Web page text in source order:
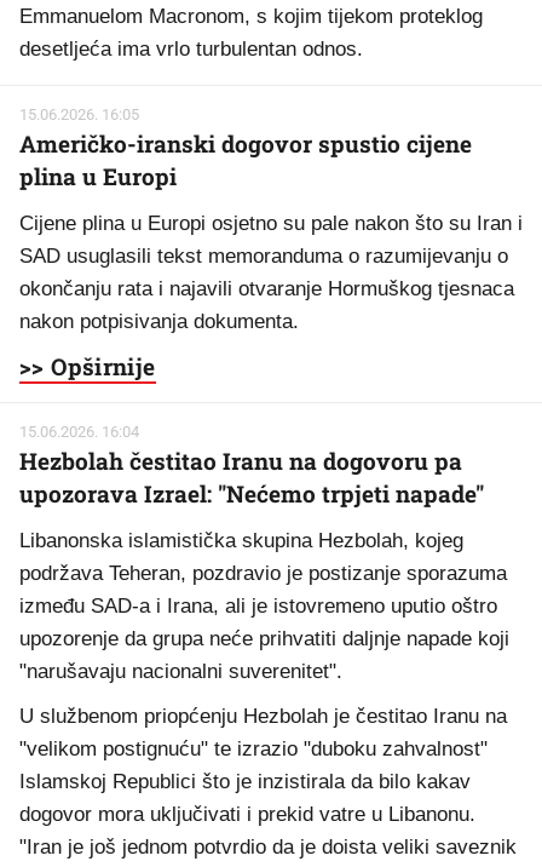
Emmanuelom Macronom, s kojim tijekom proteklog
desetljeća ima vrlo turbulentan odnos.
15.06.2026. 16:05
Američko-iranski dogovor spustio cijene
plina u Europi
Cijene plina u Europi osjetno su pale nakon što su Iran i
SAD usuglasili tekst memoranduma o razumijevanju o
okončanju rata i najavili otvaranje Hormuškog tjesnaca
nakon potpisivanja dokumenta.
>> Opširnije
15.06.2026. 16:04
Hezbolah čestitao Iranu na dogovoru pa
upozorava Izrael: "Nećemo trpjeti napade"
Libanonska islamistička skupina Hezbolah, kojeg
podržava Teheran, pozdravio je postizanje sporazuma
između SAD-a i Irana, ali je istovremeno uputio oštro
upozorenje da grupa neće prihvatiti daljnje napade koji
"narušavaju nacionalni suverenitet".
U službenom priopćenju Hezbolah je čestitao Iranu na
"velikom postignuću" te izrazio "duboku zahvalnost"
Islamskoj Republici što je inzistirala da bilo kakav
dogovor mora uključivati i prekid vatre u Libanonu.
"Iran je još jednom potvrdio da je doista veliki saveznik